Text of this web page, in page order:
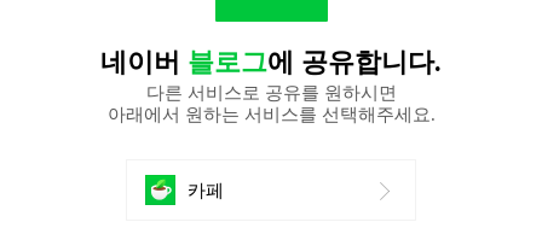
네이버 블로그에 공유합니다.
다른 서비스로 공유를 원하시면
아래에서 원하는 서비스를 선택해주세요.
카페